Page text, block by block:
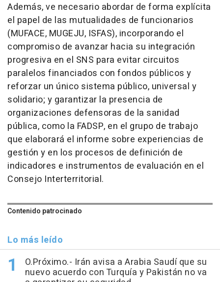
Además, ve necesario abordar de forma explícita
el papel de las mutualidades de funcionarios
(MUFACE, MUGEJU, ISFAS), incorporando el
compromiso de avanzar hacia su integración
progresiva en el SNS para evitar circuitos
paralelos financiados con fondos públicos y
reforzar un único sistema público, universal y
solidario; y garantizar la presencia de
organizaciones defensoras de la sanidad
pública, como la FADSP, en el grupo de trabajo
que elaborará el informe sobre experiencias de
gestión y en los procesos de definición de
indicadores e instrumentos de evaluación en el
Consejo Interterritorial.
Contenido patrocinado
Lo más leído
O.Próximo.- Irán avisa a Arabia Saudí que su
nuevo acuerdo con Turquía y Pakistán no va